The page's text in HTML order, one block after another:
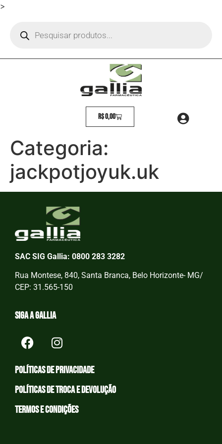
>
R$0,00
Categoria:
jackpotjoyuk.uk
SAC SIG Gallia: 0800 283 3282
Rua Montese, 840, Santa Branca, Belo Horizonte- MG/
CEP: 31.565-150
Siga a Gallia
Políticas de privacidade
Políticas de Troca e devolução
Termos e condições